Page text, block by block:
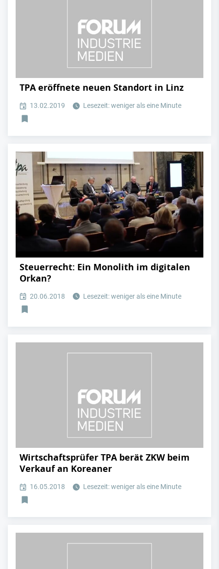
TPA eröffnete neuen Standort in Linz
13.02.2019 Lesezeit: weniger als eine Minute
Steuerrecht: Ein Monolith im digitalen
Orkan?
20.06.2018 Lesezeit: weniger als eine Minute
Wirtschaftsprüfer TPA berät ZKW beim
Verkauf an Koreaner
16.05.2018 Lesezeit: weniger als eine Minute